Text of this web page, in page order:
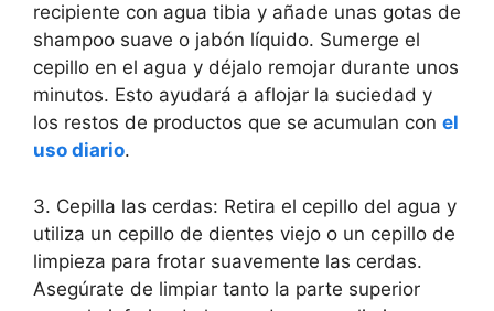
recipiente con agua tibia y añade unas gotas de
shampoo suave o jabón líquido. Sumerge el
cepillo en el agua y déjalo remojar durante unos
minutos. Esto ayudará a aflojar la suciedad y
los restos de productos que se acumulan con el
uso diario.
3. Cepilla las cerdas: Retira el cepillo del agua y
utiliza un cepillo de dientes viejo o un cepillo de
limpieza para frotar suavemente las cerdas.
Asegúrate de limpiar tanto la parte superior